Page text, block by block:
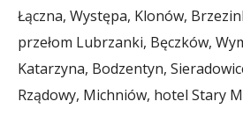
Łączna, Występa, Klonów,
przełom Lubrzanki, Bęczków,
Katarzyna, Bodzentyn,
Rządowy, Michniów, hotel Stary